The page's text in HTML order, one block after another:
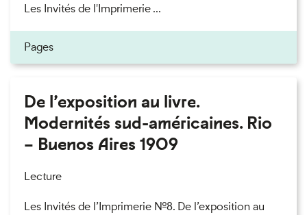
Les Invités de l'Imprimerie ...
Pages
De l’exposition au livre.
Modernités sud-américaines. Rio
– Buenos Aires 1909
Lecture
Les Invités de l’Imprimerie n°8. De l’exposition au